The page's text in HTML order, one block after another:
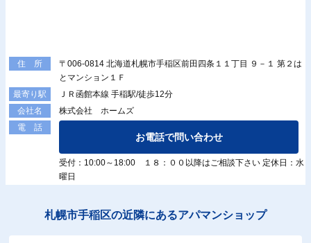
住 所
〒006-0814 北海道札幌市手稲区前田四条１１丁目 ９－１ 第２は
とマンション１Ｆ
最寄り駅
ＪＲ函館本線 手稲駅/徒歩12分
会社名
株式会社 ホームズ
電 話
お電話で問い合わせ
受付：10:00～18:00 １８：００以降はご相談下さい 定休日：水
曜日
札幌市手稲区の近隣にあるアパマンショップ